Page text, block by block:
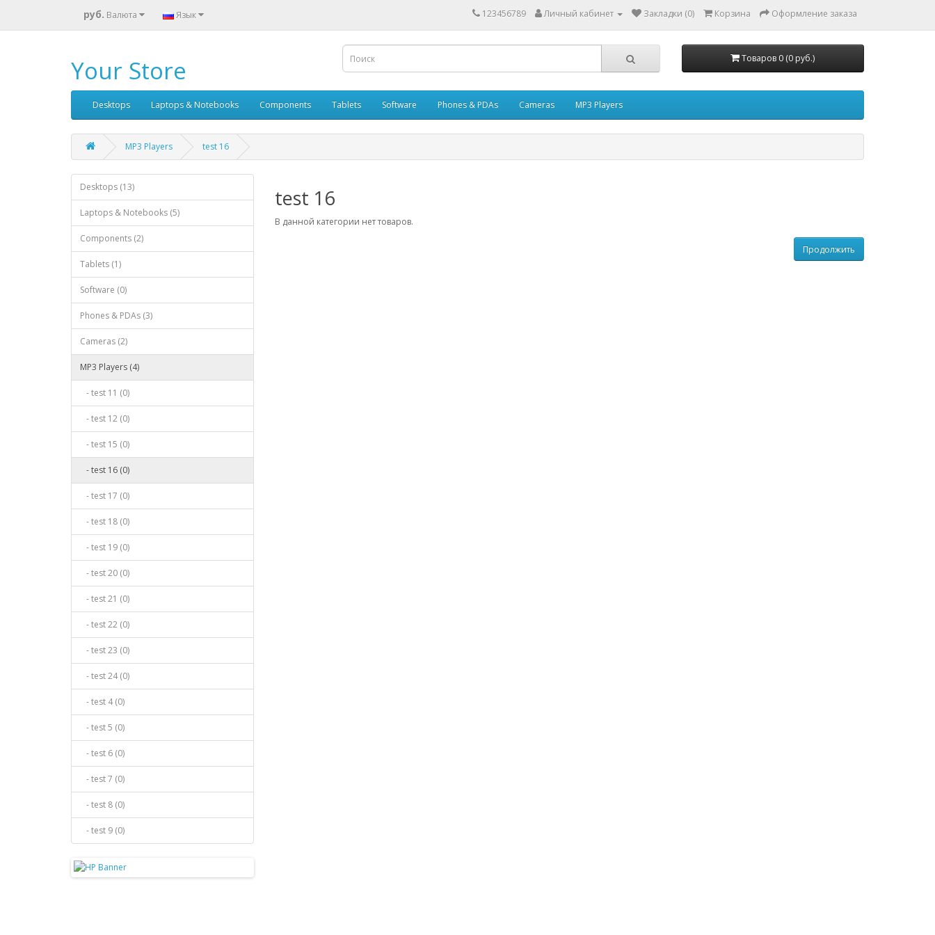
руб. Валюта Язык 123456789 Личный кабинет Закладки (0) Корзина Оформление заказа
Your Store Товаров 0 (0 руб.)
Desktops Laptops & Notebooks Components Tablets Software Phones & PDAs Cameras MP3 Players
MP3 Players test 16
Desktops (13)
Laptops & Notebooks (5)
Components (2)
Tablets (1)
Software (0)
Phones & PDAs (3)
Cameras (2)
MP3 Players (4)
- test 11 (0)
- test 12 (0)
- test 15 (0)
- test 16 (0)
- test 17 (0)
- test 18 (0)
- test 19 (0)
- test 20 (0)
- test 21 (0)
- test 22 (0)
- test 23 (0)
- test 24 (0)
- test 4 (0)
- test 5 (0)
- test 6 (0)
- test 7 (0)
- test 8 (0)
- test 9 (0)
test 16
В данной категории нет товаров.
Продолжить